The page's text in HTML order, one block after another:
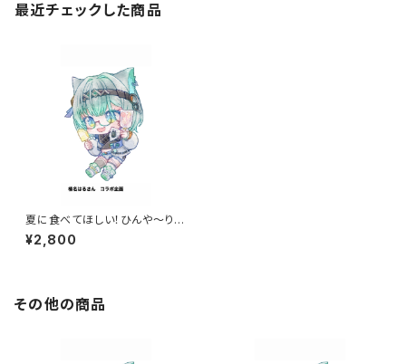
最近チェックした商品
夏に食べてほしい！ひんや～り和
菓子セット
¥2,800
その他の商品